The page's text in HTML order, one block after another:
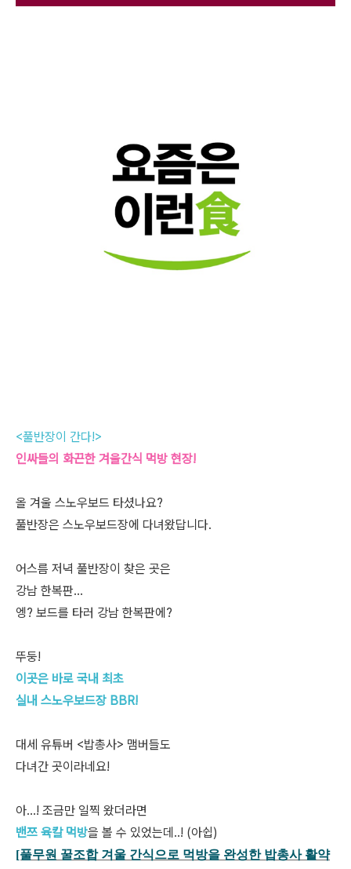
<풀반장이 간다!>
인싸들의 화끈한 겨울간식 먹방 현장!
올 겨울 스노우보드 타셨나요?
풀반장은 스노우보드장에 다녀왔답니다.
어스름 저녁 풀반장이 찾은 곳은
강남 한복판...
엥? 보드를 타러 강남 한복판에?
뚜둥!
이곳은 바로 국내 최초
실내 스노우보드장 BBR!
대세 유튜버 <밥총사> 맴버들도
다녀간 곳이라네요!
아...! 조금만 일찍 왔더라면
밴쯔 육칼 먹방을 볼 수 있었는데..! (아쉽)
[풀무원 꿀조합 겨울 간식으로 먹방을 완성한 밥총사 활약